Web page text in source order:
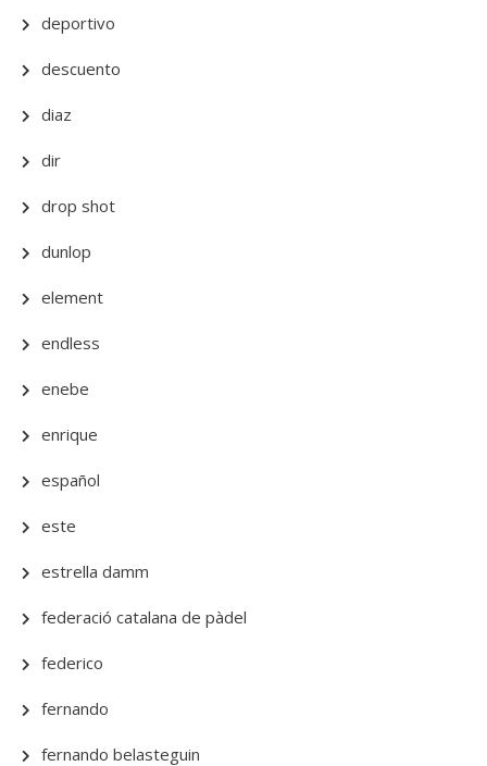
deportivo
descuento
diaz
dir
drop shot
dunlop
element
endless
enebe
enrique
español
este
estrella damm
federació catalana de pàdel
federico
fernando
fernando belasteguin